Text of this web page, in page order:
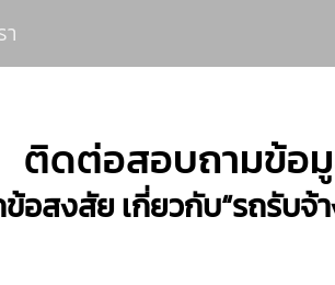
ติดต่อสอบถามข้อ
อสงสัย เกี่ยวกับ“รถรับจ้